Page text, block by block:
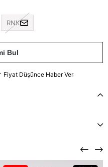
RNK
Bul
Fiyat Düşünce Haber Ver